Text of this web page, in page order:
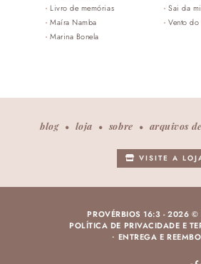
Livro de memórias
Maíra Namba
Marina Bonela
Sai da
Vento do
blog loja sobre arquivos
VISITE A
PROVÉRBIOS 16:3 -2026 ©
POLÍTICA DE PRIVACIDADE E
ENTREGA E